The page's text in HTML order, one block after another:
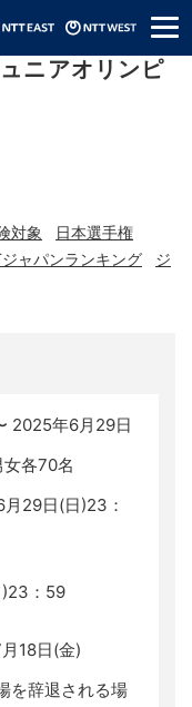
メ
ニ
ュ
アスロン選手
ニアオリンピ
対象
日本選手権
ャパンランキング
ジ
2025年6月29日
各70名
29日(日)23：
)23：59
18日(金)
を辞退される場